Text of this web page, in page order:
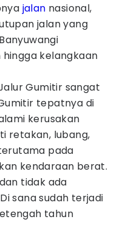
jalan nasional,
jalan yang
kelangkaan
Gumitir sangat
tepatnya di
kerusakan
retakan, lubang,
pada
kendaraan berat.
tidak ada
sana sudah terjadi
tahun